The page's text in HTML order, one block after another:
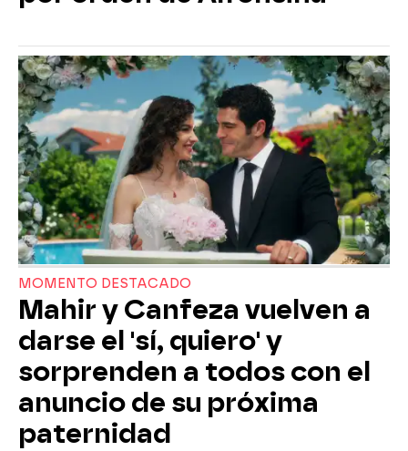
MOMENTO DESTACADO
Mahir y Canfeza vuelven a
darse el 'sí, quiero' y
sorprenden a todos con el
anuncio de su próxima
paternidad